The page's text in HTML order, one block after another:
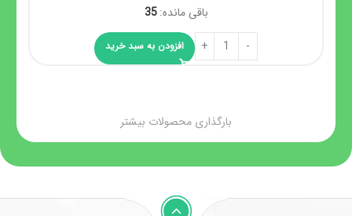
باقی مانده: 35
افزودن به سبد خرید
بارگذاری محصولات بیشتر